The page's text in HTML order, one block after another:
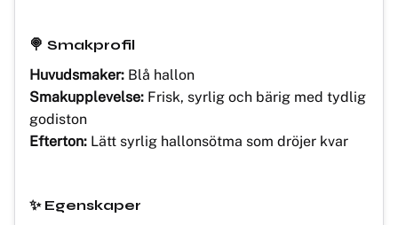
🍭 Smakprofil
Huvudsmaker: Blå hallon
Smakupplevelse: Frisk, syrlig och bärig med tydlig
godiston
Efterton: Lätt syrlig hallonsötma som dröjer kvar
✨ Egenskaper